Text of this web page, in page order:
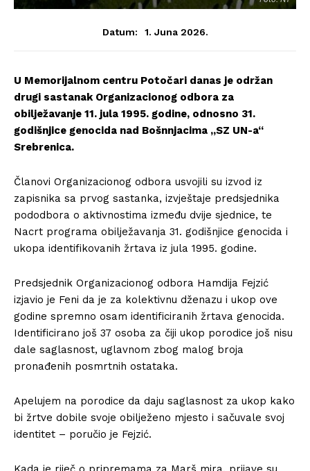
Datum: 1. Juna 2026.
U Memorijalnom centru Potočari danas je održan
drugi sastanak Organizacionog odbora za
obilježavanje 11. jula 1995. godine, odnosno 31.
godišnjice genocida nad Bošnnjacima „SZ UN-a“
Srebrenica.
Članovi Organizacionog odbora usvojili su izvod iz
zapisnika sa prvog sastanka, izvještaje predsjednika
pododbora o aktivnostima između dvije sjednice, te
Nacrt programa obilježavanja 31. godišnjice genocida i
ukopa identifikovanih žrtava iz jula 1995. godine.
Predsjednik Organizacionog odbora Hamdija Fejzić
izjavio je Feni da je za kolektivnu dženazu i ukop ove
godine spremno osam identificiranih žrtava genocida.
Identificirano još 37 osoba za čiji ukop porodice još nisu
dale saglasnost, uglavnom zbog malog broja
pronađenih posmrtnih ostataka.
Apelujem na porodice da daju saglasnost za ukop kako
bi žrtve dobile svoje obilježeno mjesto i sačuvale svoj
identitet – poručio je Fejzić.